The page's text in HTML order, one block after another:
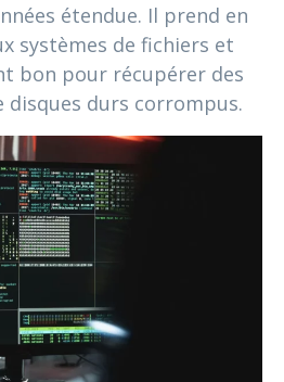
étendue. Il prend en
systèmes de fichiers et
bon pour récupérer des
disques durs corrompus.